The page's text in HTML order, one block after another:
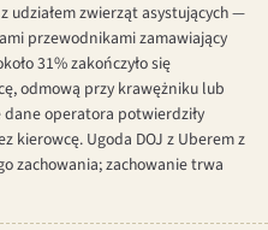
udziałem zwierząt asystujących —
przewodnikami zamawiający
31% zakończyło się
odmową przy krawężniku lub
operatora potwierdziły
kierowcę. Ugoda DOJ z Uberem z
zachowania; zachowanie trwa